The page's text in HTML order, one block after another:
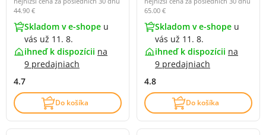
44.90 €
Skladom v e-shope u
vás už 11. 8.
ihneď k dispozícii na
9 predajniach
4.7
Do košíka
65.00 €
Skladom v e-shope u
vás už 11. 8.
ihneď k dispozícii na
9 predajniach
4.8
Do košíka